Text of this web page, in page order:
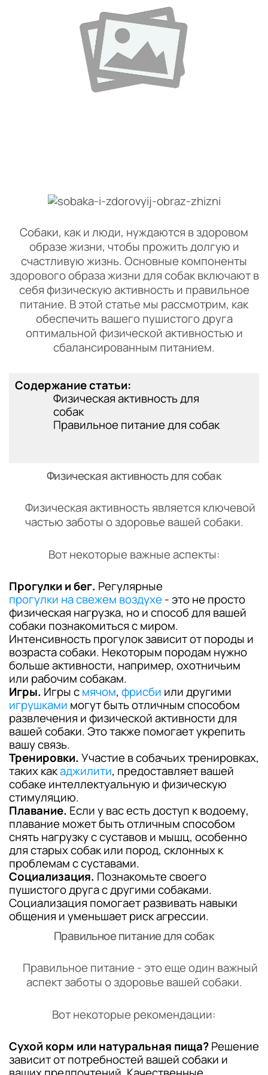
Собаки, как и люди, нуждаются в здоровом
образе жизни, чтобы прожить долгую и
счастливую жизнь. Основные компоненты
здорового образа жизни для собак включают в
себя физическую активность и правильное
питание. В этой статье мы рассмотрим, как
обеспечить вашего пушистого друга
оптимальной физической активностью и
сбалансированным питанием.
Содержание статьи:
Физическая активность для
собак
Правильное питание для собак
Физическая активность для собак
Физическая активность является ключевой
частью заботы о здоровье вашей собаки.
Вот некоторые важные аспекты:
Прогулки и бег. Регулярные
прогулки на свежем воздухе- это не просто
физическая нагрузка, но и способ для вашей
собаки познакомиться с миром.
Интенсивность прогулок зависит от породы и
возраста собаки. Некоторым породам нужно
больше активности, например, охотничьим
или рабочим собакам.
Игры. Игры смячом, фрисби или другими
игрушками могут быть отличным способом
развлечения и физической активности для
вашей собаки. Это также помогает укрепить
вашу связь.
Тренировки. Участие в собачьих тренировках,
таких какаджилити, предоставляет вашей
собаке интеллектуальную и физическую
стимуляцию.
Плавание. Если у вас есть доступ к водоему,
плавание может быть отличным способом
снять нагрузку с суставов и мышц, особенно
для старых собак или пород, склонных к
проблемам с суставами.
Социализация. Познакомьте своего
пушистого друга с другими собаками.
Социализация помогает развивать навыки
общения и уменьшает риск агрессии.
Правильное питание для собак
Правильное питание - это еще один важный
аспект заботы о здоровье вашей собаки.
Вот некоторые рекомендации:
Сухой корм или натуральная пища?Решение
зависит от потребностей вашей собаки и